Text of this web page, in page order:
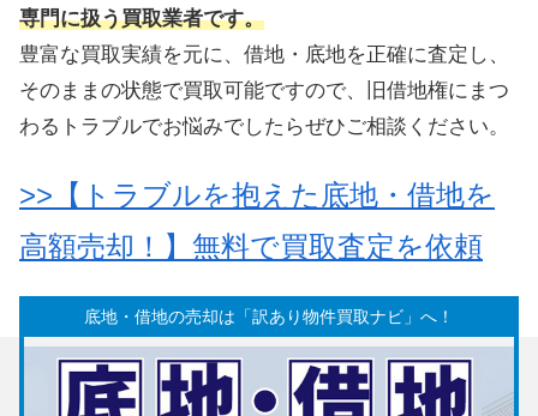
専門に扱う買取業者です。
豊富な買取実績を元に、借地・底地を正確に査定し、
そのままの状態で買取可能ですので、旧借地権にまつ
わるトラブルでお悩みでしたらぜひご相談ください。
>>【トラブルを抱えた底地・借地を
高額売却！】無料で買取査定を依頼
底地・借地の売却は「訳あり物件買取ナビ」へ！